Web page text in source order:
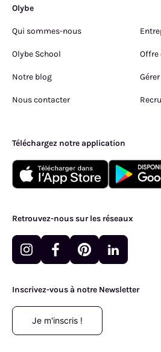
Olybe
Qui sommes-nous
Olybe School Offre
Notre blog
Nous contacter
Téléchargez notre application
Retrouvez-nous sur les réseaux
Inscrivez-vous à notre Newsletter
Je m'inscris !